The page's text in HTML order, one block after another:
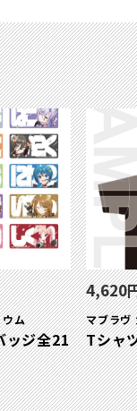
ム
ッジ全21
4,620
マブラヴ
Tシャ